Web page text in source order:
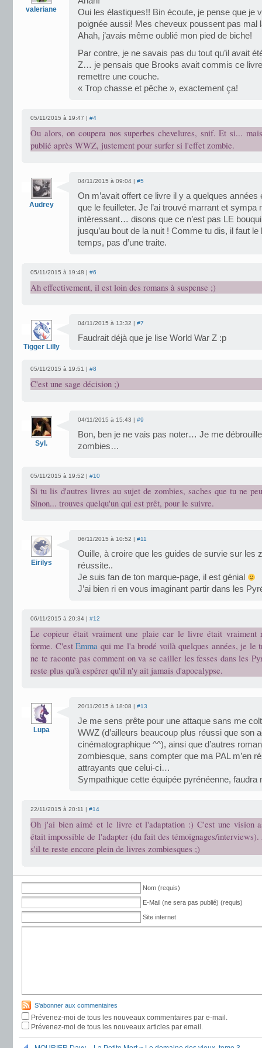
valeriane
Oui les élastiques!! Bin écoute, je pense que je
poignée aussi! Mes cheveux poussent pas mal
Ahah, j’avais même oublié mon pied de biche!
Par contre, je ne savais pas du tout qu’il avait
Z… je pensais que Brooks avait commis ce
remettre une couche.
« Trop chasse et pêche », exactement ça!
05/11/2015 à 19:47 | #4
Ou alors, on coupera nos superbes chevelures, snif. Et si...
publié après WWZ, justement pour surfer si l'effet zombie.
Audrey
04/11/2015 à 09:04 | #5
On m’avait offert ce livre il y a quelques années
que le feuilleter. Je l’ai trouvé marrant et sympa
intéressant… disons que ce n’est pas LE
jusqu’au bout de la nuit ! Comme tu dis, il faut
temps, pas d’une traite.
05/11/2015 à 19:48 | #6
Ah effectivement, il est loin des romans à suspense ;)
Tigger Lilly
04/11/2015 à 13:32 | #7
Faudrait déjà que je lise World War Z :p
05/11/2015 à 19:51 | #8
C'est une sage décision ;)
Syl.
04/11/2015 à 15:43 | #9
Bon, ben je ne vais pas noter… Je me
zombies…
05/11/2015 à 19:52 | #10
Si tu lis d'autres livres au sujet de zombies, saches que tu ne
Sinon... trouves quelqu'un qui est prêt, pour le suivre.
Eirilys
06/11/2015 à 10:52 | #11
Ouille, à croire que les guides de survie sur les
réussite..
Je suis fan de ton marque-page, il est génial
J’ai bien ri en vous imaginant partir dans les
06/11/2015 à 20:34 | #12
Le copieur était vraiment une plaie car le livre était vraiment
forme. C'estEmma qui me l'a brodé voilà quelques années, je le
ne te raconte pas comment on va se cailler les fesses dans les
reste plus qu'à espérer qu'il n'y ait jamais d'apocalypse.
Lupa
20/11/2015 à 18:08 | #13
Je me sens prête pour une attaque sans me
WWZ (d’ailleurs beaucoup plus réussi que son
cinématographique ^^), ainsi que d’autres
zombiesque, sans compter que ma PAL m’en
attrayants que celui-ci…
Sympathique cette équipée pyrénéenne,
22/11/2015 à 20:11 | #14
Oh j'ai bien aimé et le livre et l'adaptation :) C'est une vision
était impossible de l'adapter (du fait des témoignages/interviews).
s'il te reste encore plein de livres zombiesques ;)
Nom (requis)
E-Mail (ne sera pas publié) (requis)
Site internet
S'abonner aux commentaires
Prévenez-moi de tous les nouveaux commentaires par e-mail.
Prévenez-moi de tous les nouveaux articles par email.